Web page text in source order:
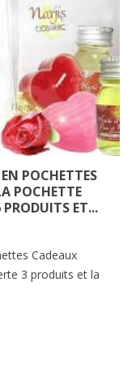
POCHETTES
POCHETTE
ET...
Cadeaux
3 produits et la